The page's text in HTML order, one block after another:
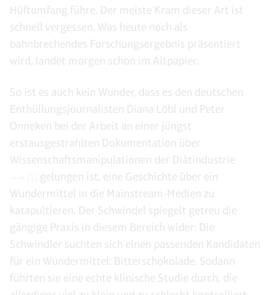
Hüftumfang führe. Der meiste Kram dieser Art ist
schnell vergessen. Was heute noch als
bahnbrechendes Forschungsergebnis präsentiert
wird, landet morgen schon im Altpapier.
So ist es auch kein Wunder, dass es den deutschen
Enthüllungsjournalisten Diana Löbl und Peter
Onneken bei der Arbeit an einer jüngst
erstausgestrahlten Dokumentation über
Wissenschaftsmanipulationen der Diätindustrie
gelungen ist, eine Geschichte über ein
Wundermittel in die Mainstream-Medien zu
katapultieren. Der Schwindel spiegelt getreu die
gängige Praxis in diesem Bereich wider: Die
Schwindler suchten sich einen passenden Kandidaten
für ein Wundermittel: Bitterschokolade. Sodann
führten sie eine echte klinische Studie durch, die